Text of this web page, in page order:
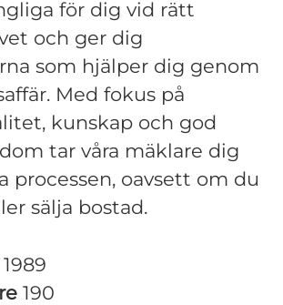
för dig vid rätt
och ger dig
som hjälper dig genom
Med fokus på
kunskap och god
tar våra mäklare dig
processen, oavsett om du
sälja bostad.
1989
190